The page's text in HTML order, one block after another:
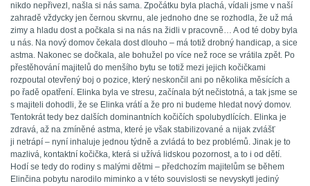
nikdo nepřivezl, našla si nás sama. Zpočátku byla plachá, vídali jsme v naší
zahradě vždycky jen černou skvrnu, ale jednoho dne se rozhodla, že už má
zimy a hladu dost a počkala si na nás na židli v pracovně… A od té doby byla
u nás. Na nový domov čekala dost dlouho – má totiž drobný handicap, a sice
astma. Nakonec se dočkala, ale bohužel po více než roce se vrátila zpět. Po
přestěhování majitelů do menšího bytu se totiž mezi jejich kočičkami
rozpoutal otevřený boj o pozice, který neskončil ani po několika měsících a
po řadě opatření. Elinka byla ve stresu, začínala být nečistotná, a tak jsme se
s majiteli dohodli, že se Elinka vrátí a že pro ni budeme hledat nový domov.
Tentokrát tedy bez dalších dominantních kočičích spolubydlících. Elinka je
zdravá, až na zmíněné astma, které je však stabilizované a nijak zvlášť
ji netrápí – nyní inhaluje jednou týdně a zvládá to bez problémů. Jinak je to
mazlivá, kontaktní kočička, která si užívá lidskou pozornost, a to i od dětí.
Hodí se tedy do rodiny s malými dětmi – předchozím majitelům se během
Elinčina pobytu narodilo miminko a v této souvislosti se nevyskytl jediný